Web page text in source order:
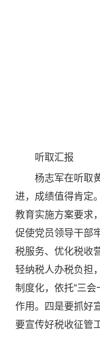
听取汇报
杨志军在听取
进，成绩值得肯定
教育实施方案要求
促使党员领导干部
税服务、优化税收
轻纳税人办税负担
制度化，依托“三
作用。四是要抓好
要宣传好税收征管